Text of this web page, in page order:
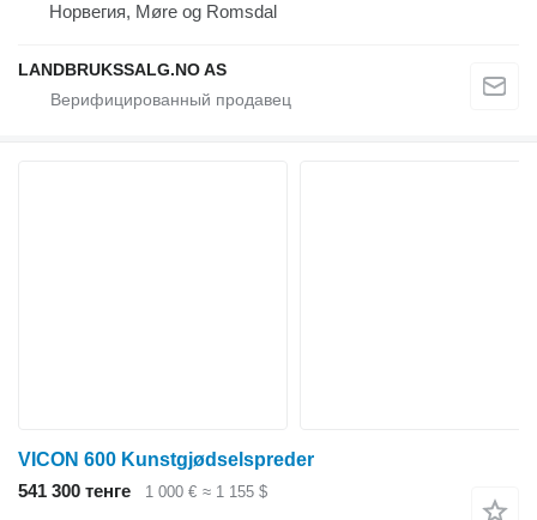
Норвегия, Møre og Romsdal
LANDBRUKSSALG.NO AS
VICON 600 Kunstgjødselspreder
541 300 тенге
1 000 € ≈ 1 155 $